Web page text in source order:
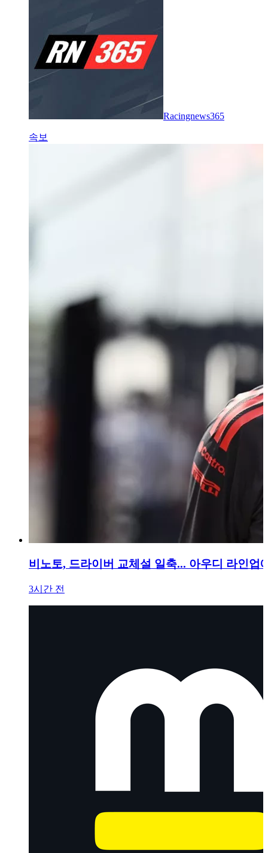
Racingnews365
속보
비노토, 드라이버 교체설 일축... 아우디 라인업
3시간 전